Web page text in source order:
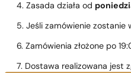
4. Zasada działa od
5. Jeśli zamówienie
6. Zamówienia złożone po
7. Dostawa realizowana jest